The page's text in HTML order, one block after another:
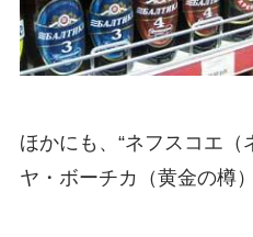
ほかにも、“ネフスコエ（
ヤ・ボーチカ（黄金の樽